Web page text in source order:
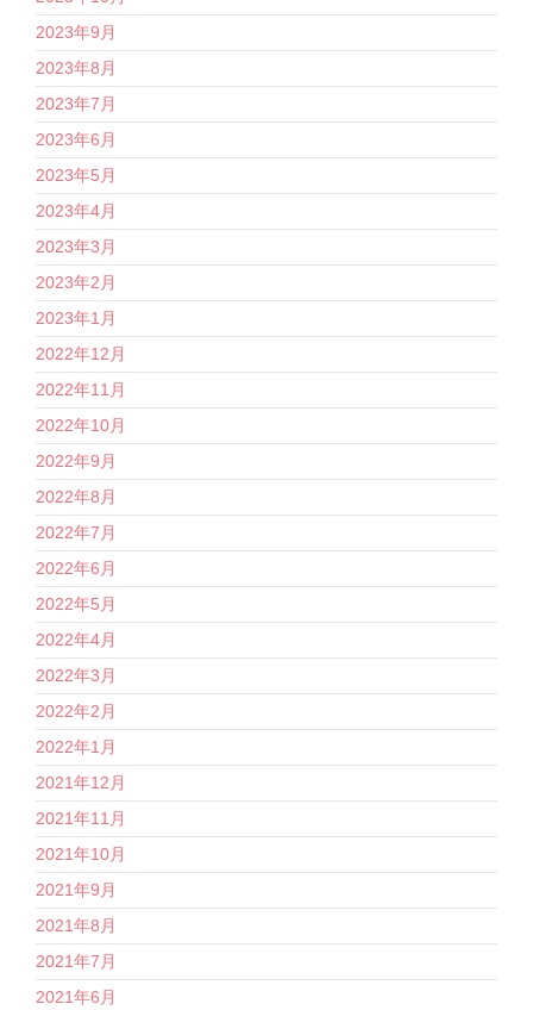
2023年9月
2023年8月
2023年7月
2023年6月
2023年5月
2023年4月
2023年3月
2023年2月
2023年1月
2022年12月
2022年11月
2022年10月
2022年9月
2022年8月
2022年7月
2022年6月
2022年5月
2022年4月
2022年3月
2022年2月
2022年1月
2021年12月
2021年11月
2021年10月
2021年9月
2021年8月
2021年7月
2021年6月